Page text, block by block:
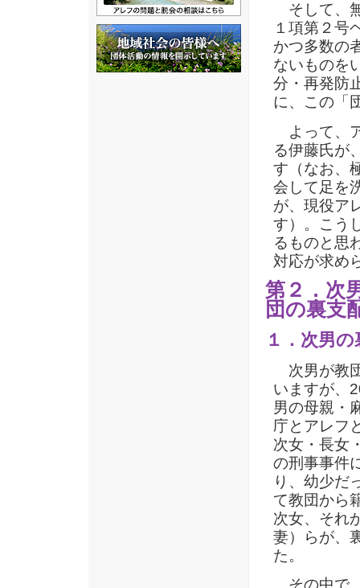
そして、
１項第２号
かつ多数の
ないものを
分・再発防
に、この「
よって、
る伊藤氏が
す（なお、
会して足を
が、現役ア
す）。こう
るものと思
対応が求め
第２．次
団の裏支
１．次男
次男が教
いますが、
男の母親・
庁とアレフ
次女・長女
の刑事事件
り、幼少だ
て教団から
次女、それ
妻）らが、
た。
その中で